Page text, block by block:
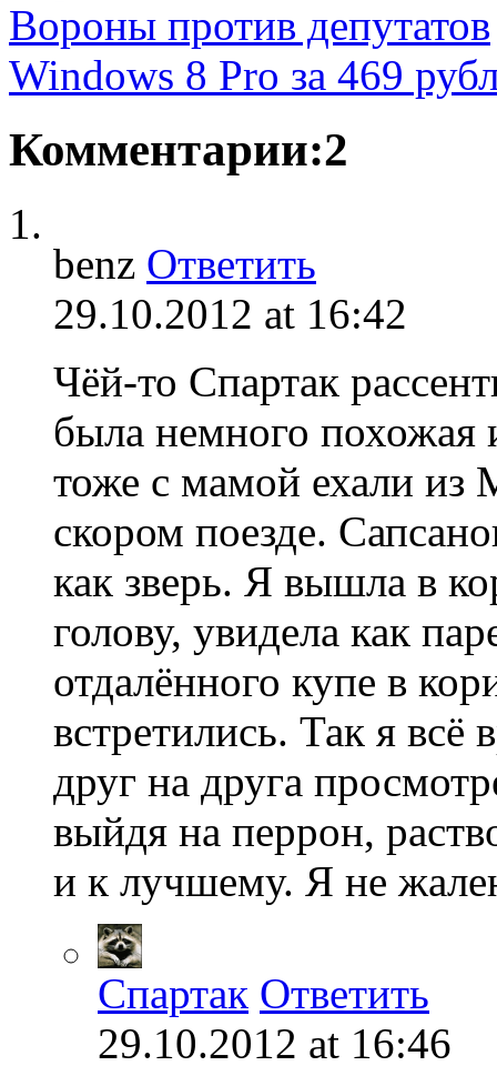
Вороны против депутатов
Windows 8 Pro за 469
Комментарии:2
benz Ответить
29.10.2012 at 16:42
Чёй-то Спартак
была немного похожая
тоже с мамой ехали
скором поезде.
как зверь. Я вышла в
голову, увидела как
отдалённого купе в
встретились. Так я
друг на друга
выйдя на перрон,
и к лучшему. Я не
Спартак Ответить
29.10.2012 at 16:46